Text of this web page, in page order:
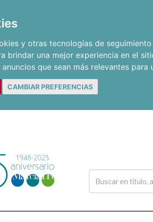
y otras tecnologías de
brindar una mejor experiencia en el
que sean más relevantes para
CAMBIAR PREFERENCIAS